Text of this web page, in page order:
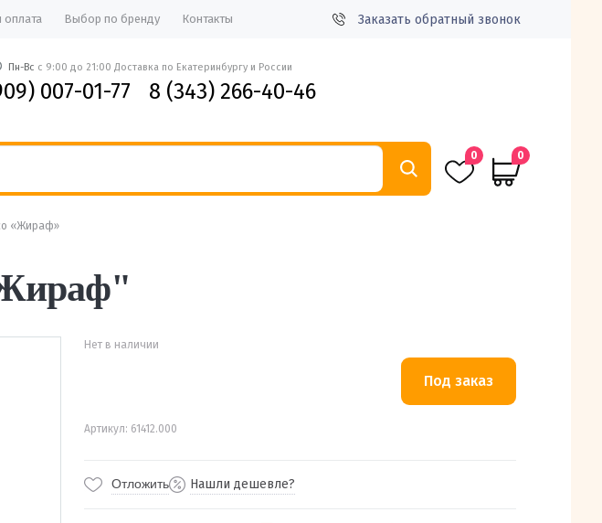
оплата Выбор по бренду Контакты Заказать обратный звонок
Пн-Вс с 9:00 до 21:00 Доставка по Екатеринбургу и России
007-01-77 8 (343) 266-40-46
0 0
«Жираф»
Нет в наличии
Артикул: 61412.000
Отложить Нашли дешевле?